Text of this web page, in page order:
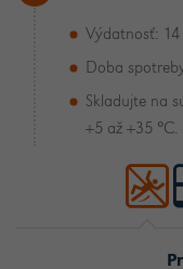
Výdatnosť: 14
Doba
Skladujte na
+5 až +35 °C.